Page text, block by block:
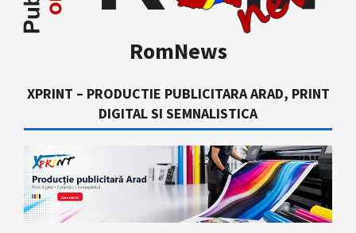
RomNews
XPRINT – PRODUCTIE PUBLICITARA ARAD, PRINT
DIGITAL SI SEMNALISTICA